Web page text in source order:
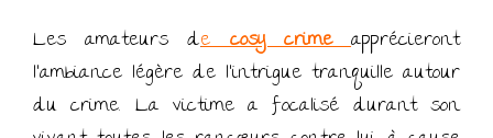
Les amateurs decosy crimeapprécieront
l’ambiance légère de l’intrigue tranquille autour
du crime. La victime a focalisé durant son